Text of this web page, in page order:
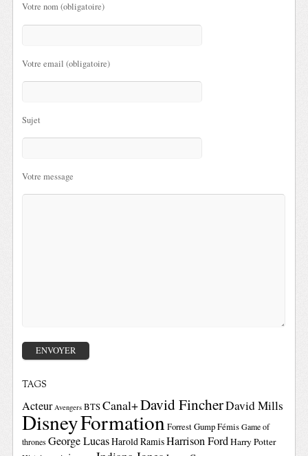
Votre nom (obligatoire)
Votre email (obligatoire)
Sujet
Votre message
TAGS
Acteur Avengers BTSCanal+David FincherDavid Mills
DisneyFormationForrest GumpFémis Game of
thrones George LucasHarold RamisHarrison FordHarry Potter